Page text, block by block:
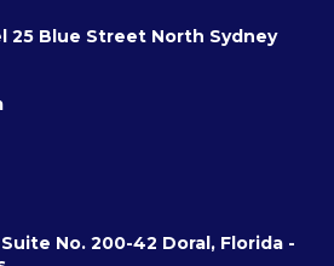
25 Blue Street North Sydney
No. 200-42 Doral, Florida -